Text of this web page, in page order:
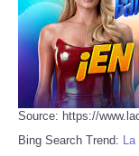
Source: https://
Bing Search Trend: La